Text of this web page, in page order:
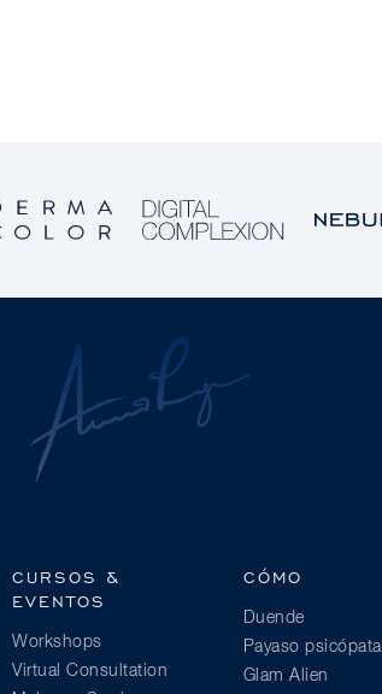
CURSOS &
EVENTOS
Workshops
Virtual Consultation
CÓMO
Duende
Payaso psicópata
Glam Alien